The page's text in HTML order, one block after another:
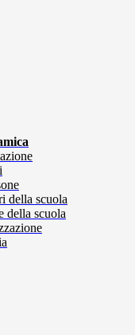
della scuola
della scuola